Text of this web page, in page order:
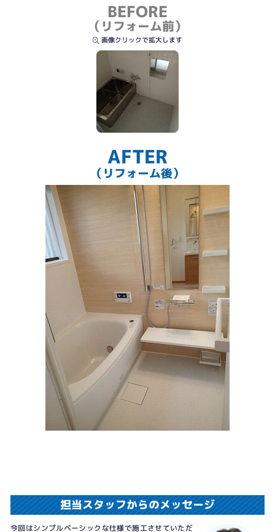
BEFORE
（リフォーム前）
画像クリックで拡大します
AFTER
（リフォーム後）
担当スタッフからのメッセージ
今回はシンプルベーシックな仕様で施工させていただ